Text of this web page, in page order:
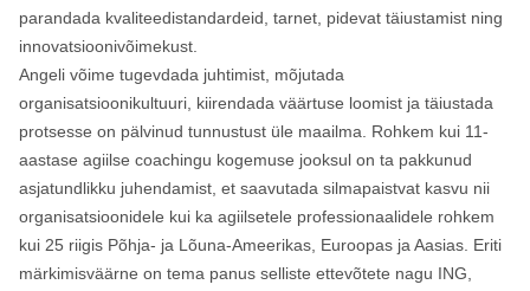
parandada kvaliteedistandardeid, tarnet, pidevat täiustamist ning
innovatsioonivõimekust.
Angeli võime tugevdada juhtimist, mõjutada
organisatsioonikultuuri, kiirendada väärtuse loomist ja täiustada
protsesse on pälvinud tunnustust üle maailma. Rohkem kui 11-
aastase agiilse coachingu kogemuse jooksul on ta pakkunud
asjatundlikku juhendamist, et saavutada silmapaistvat kasvu nii
organisatsioonidele kui ka agiilsetele professionaalidele rohkem
kui 25 riigis Põhja- ja Lõuna-Ameerikas, Euroopas ja Aasias. Eriti
märkimisväärne on tema panus selliste ettevõtete nagu ING,